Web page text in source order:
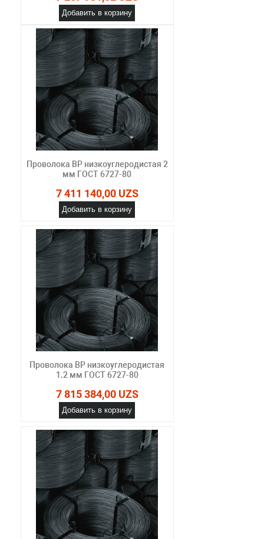
Добавить в корзину
Проволока ВР низкоуглеродистая 2
мм ГОСТ 6727-80
7 411 140,00 UZS
Добавить в корзину
Проволока ВР низкоуглеродистая
1.2 мм ГОСТ 6727-80
7 815 384,00 UZS
Добавить в корзину